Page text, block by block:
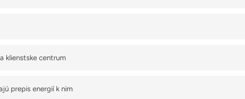
klienstske centrum
prepis energií k nim